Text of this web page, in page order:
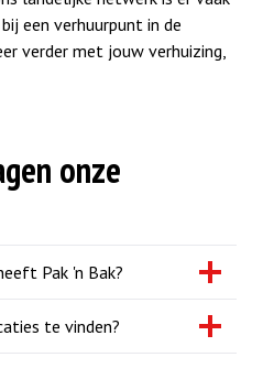
een verhuurpunt in de
verder met jouw verhuizing,
onze
Pak 'n Bak?
te vinden?